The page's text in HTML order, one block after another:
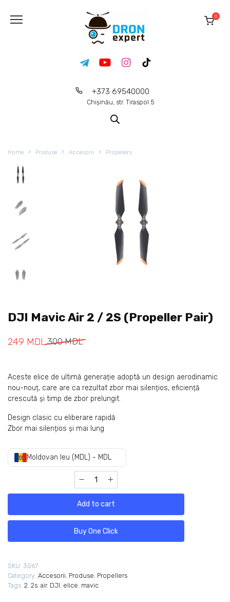
+373 69540000
Chișinău, str. Tiraspol 5
0
Home Produse Accesorii Propellers
DJI Mavic Air 2 / 2S (Propeller Pair)
300MDL
249 MDL
Aceste elice de ultimă generație adoptă un design aerodinamic
nou-nouț, care are ca rezultat zbor mai silențios, eficiență
crescută și timp de zbor prelungit.
Design clasic cu eliberare rapidă
Zbor mai silențios și mai lung
Moldovan leu (MDL) - MDL
Add to cart
Buy One Click
SKU: 3067
Category: Accesorii, Produse, Propellers
Tags: 2, 2s, air, DJI, elice, mavic